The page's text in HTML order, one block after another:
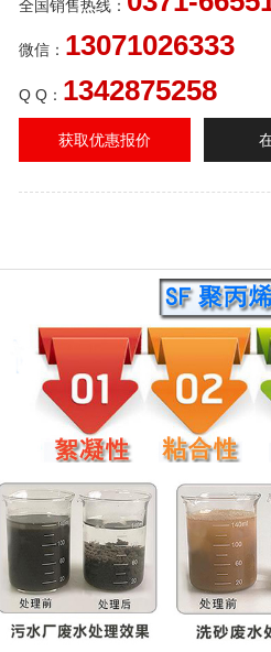
全国销售热线：
微信： 13071026333
Q Q： 1342875258
获取优惠报价